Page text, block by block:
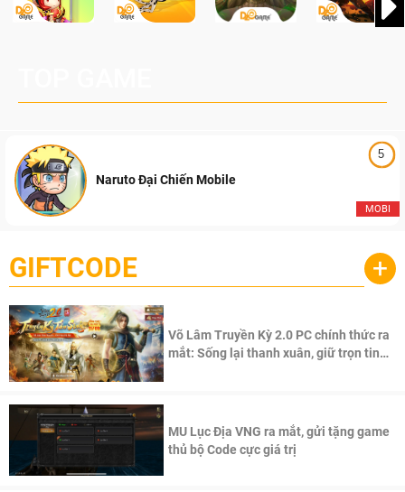
5
MOBI
Naruto Đại Chiến Mobile
GIFTCODE +
Võ Lâm Truyền Kỳ 2.0 PC chính thức ra
mắt: Sống lại thanh xuân, giữ trọn tinh
MU Lục Địa VNG ra mắt, gửi tặng game
thủ bộ Code cực giá trị